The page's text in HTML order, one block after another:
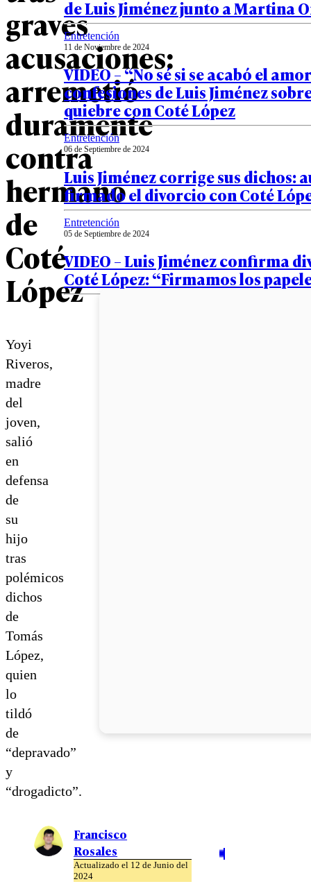
graves
acusaciones:
arremetió
duramente
contra
hermano
de
Coté
López
Yoyi
Riveros,
madre
del
joven,
salió
en
defensa
de
su
hijo
tras
polémicos
dichos
de
Tomás
López,
quien
lo
tildó
de
“depravado”
y
“drogadicto”.
Francisco
Rosales
Actualizado el 12 de Junio del
2024
de Luis Jiménez junto a Martina
Entretención
11 de Noviembre de 2024
VIDEO – “No sé si se acabó el
confesiones de Luis Jiménez
quiebre con Coté López
Entretención
06 de Septiembre de 2024
Luis Jiménez corrige sus dichos:
firmado el divorcio con Coté
Entretención
05 de Septiembre de 2024
VIDEO – Luis Jiménez confirma
Coté López: “Firmamos los